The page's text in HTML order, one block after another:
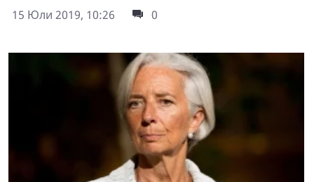
15 Юли 2019, 10:26
0